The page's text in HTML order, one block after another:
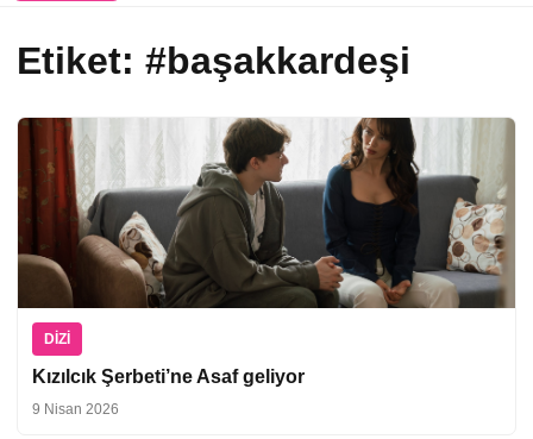
Etiket: #başakkardeşi
DIZI
Kızılcık Şerbeti’ne Asaf geliyor
9 Nisan 2026